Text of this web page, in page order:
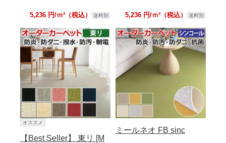
5,236 円/ｍ²（税込） 送料別 5,236 円/ｍ²（税込） 送料別
オススメ
【Best Seller】 東リ [M
ミールネオ FB sinc